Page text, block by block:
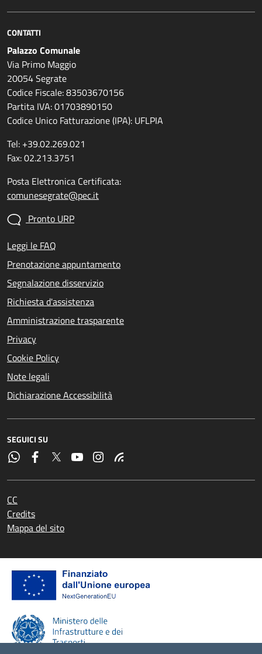
CONTATTI
Palazzo Comunale
Via Primo Maggio
20054 Segrate
Codice Fiscale: 83503670156
Partita IVA: 01703890150
Codice Unico Fatturazione (IPA): UFLPIA
Tel: +39.02.269.021
Fax: 02.213.3751
Posta Elettronica Certificata:
comunesegrate@pec.it
Pronto URP
Leggi le FAQ
Prenotazione appuntamento
Segnalazione disservizio
Richiesta d'assistenza
Amministrazione trasparente
Privacy
Cookie Policy
Note legali
Dichiarazione Accessibilità
SEGUICI SU
CC
Credits
Mappa del sito